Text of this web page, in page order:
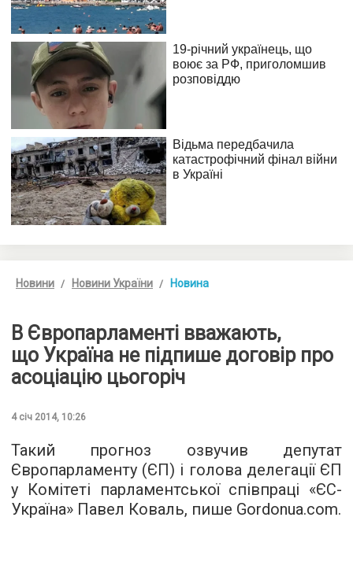
Новини Новини України Новина
В Європарламенті вважають,
що Україна не підпише договір про
асоціацію цьогоріч
4 січ 2014, 10:26
Такий прогноз озвучив депутат
Європарламенту (ЄП) і голова делегації ЄП
у Комітеті парламентської співпраці «ЄС-
Україна» Павел Коваль, пише Gordonua.com.